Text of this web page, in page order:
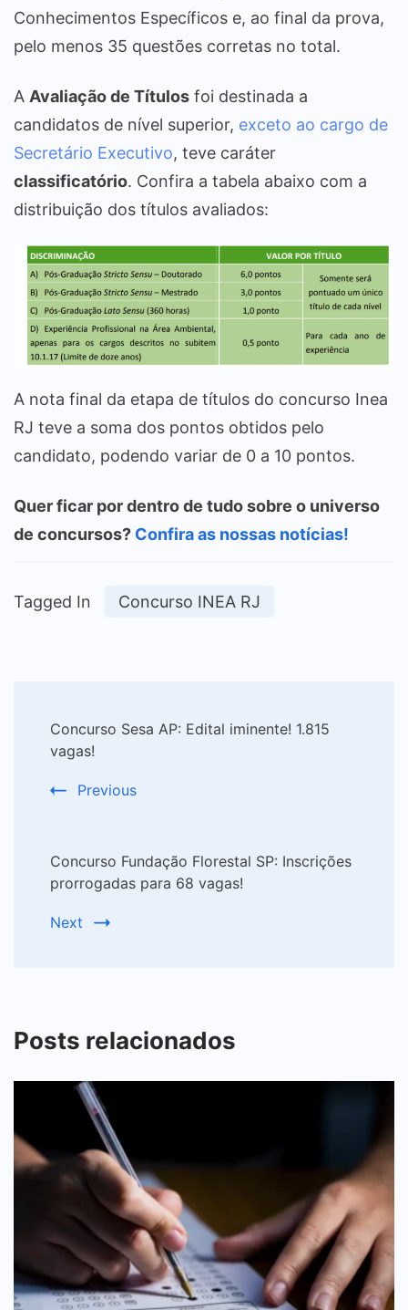
Conhecimentos Específicos e, ao final da prova,
pelo menos 35 questões corretas no total.
A Avaliação de Títulos foi destinada a
candidatos de nível superior, exceto ao cargo de
Secretário Executivo, teve caráter
classificatório. Confira a tabela abaixo com a
distribuição dos títulos avaliados:
A nota final da etapa de títulos do concurso Inea
RJ teve a soma dos pontos obtidos pelo
candidato, podendo variar de 0 a 10 pontos.
Quer ficar por dentro de tudo sobre o universo
de concursos? Confira as nossas notícias!
Tagged In Concurso INEA RJ
Navigation
Concurso Sesa AP: Edital iminente! 1.815
vagas!
Previous
Concurso Fundação Florestal SP: Inscrições
prorrogadas para 68 vagas!
Next
Posts relacionados